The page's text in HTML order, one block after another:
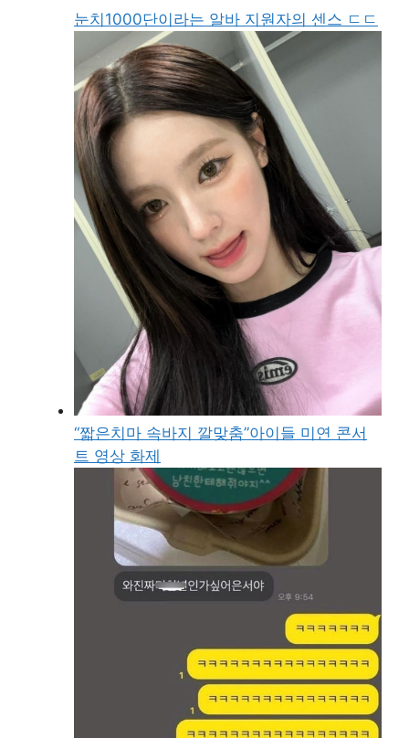
눈치1000단이라는 알바 지원자의 센스 ㄷㄷ
“짧은치마 속바지 깔맞춤”아이들 미연 콘서
트 영상 화제